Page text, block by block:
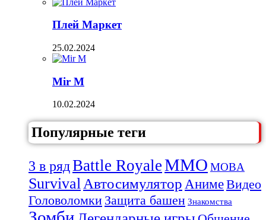
Плей Маркет
25.02.2024
Mir M
10.02.2024
Популярные теги
3 в рядBattle RoyaleMMO MOBA
Survival АвтосимуляторАнимеВидео
Головоломки Защита башен Знакомства